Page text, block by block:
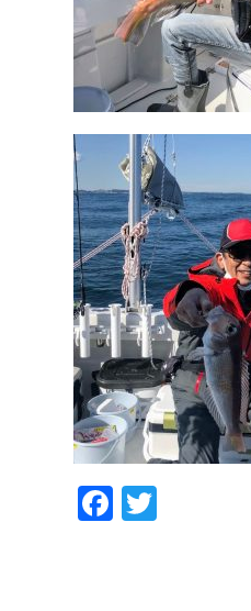
Facebook